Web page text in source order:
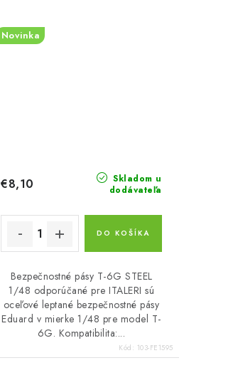
Novinka
Skladom u
dodávateľa
€8,10
DO KOŠÍKA
Bezpečnostné pásy T-6G STEEL
1/48 odporúčané pre ITALERI sú
oceľové leptané bezpečnostné pásy
Eduard v mierke 1/48 pre model T-
6G. Kompatibilita:...
Kód: 103-FE1595